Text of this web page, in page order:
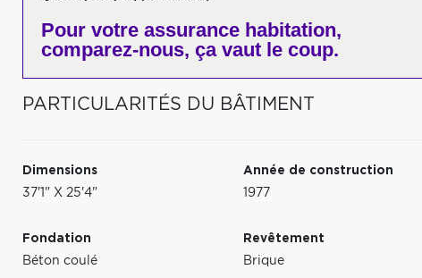
Pour votre assurance habitation,
comparez-nous, ça vaut le coup.
PARTICULARITÉS DU BÂTIMENT
Dimensions
37'1" X 25'4"
Année de construction
1977
Fondation
Béton coulé
Revêtement
Brique